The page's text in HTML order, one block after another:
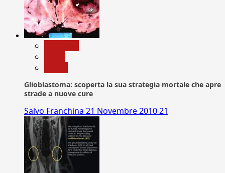
Glioblastoma: scoperta la sua strategia mortale che apre
strade a nuove cure
Salvo Franchina 21 Novembre 201021